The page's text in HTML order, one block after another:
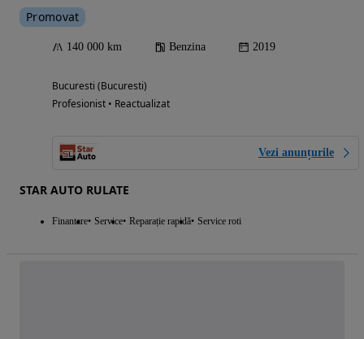
Promovat
140 000 km Benzina 2019
Bucuresti (Bucuresti)
Profesionist • Reactualizat
Vezi anunțurile
STAR AUTO RULATE
Finantare Service Reparație rapidă Service roti